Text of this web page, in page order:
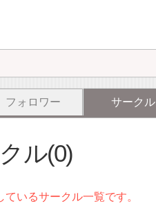
フォロワー サークル
ル(0)
ているサークル一覧です。